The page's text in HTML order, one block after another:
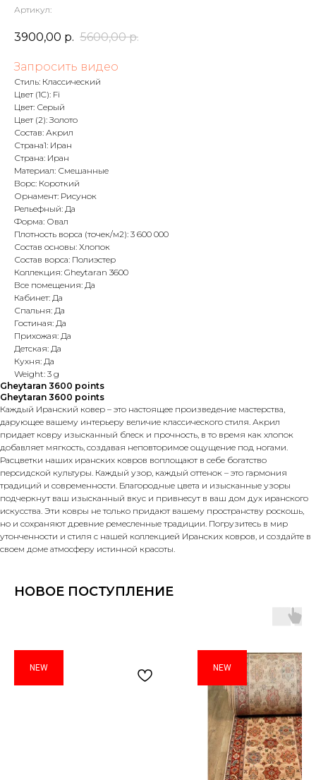
Артикул:
3900,00 р. 5600,00 р.
Запросить видео
Стиль: Классический
Цвет (1C): Fi
Цвет: Серый
Цвет (2): Золото
Состав: Акрил
Страна1: Иран
Страна: Иран
Материал: Смешанные
Ворс: Короткий
Орнамент: Рисунок
Рельефный: Да
Форма: Овал
Плотность ворса (точек/м2): 3 600 000
Состав основы: Хлопок
Состав ворса: Полиэстер
Коллекция: Gheytaran 3600
Все помещения: Да
Кабинет: Да
Спальня: Да
Гостиная: Да
Прихожая: Да
Детская: Да
Кухня: Да
Weight: 3 g
Gheytaran 3600 points
Gheytaran 3600 points
Каждый Иранский ковер – это настоящее произведение мастерства,
дарующее вашему интерьеру величие классического стиля. Акрил
придает ковру изысканный блеск и прочность, в то время как хлопок
добавляет мягкость, создавая неповторимое ощущение под ногами.
Расцветки наших иранских ковров воплощают в себе богатство
персидской культуры. Каждый узор, каждый оттенок – это гармония
традиций и современности. Благородные цвета и изысканные узоры
подчеркнут ваш изысканный вкус и привнесут в ваш дом дух иранского
искусства. Эти ковры не только придают вашему пространству роскошь,
но и сохраняют древние ремесленные традиции. Погрузитесь в мир
утонченности и стиля с нашей коллекцией Иранских ковров, и создайте в
своем доме атмосферу истинной красоты.
НОВОЕ ПОСТУПЛЕНИЕ
NEW NEW